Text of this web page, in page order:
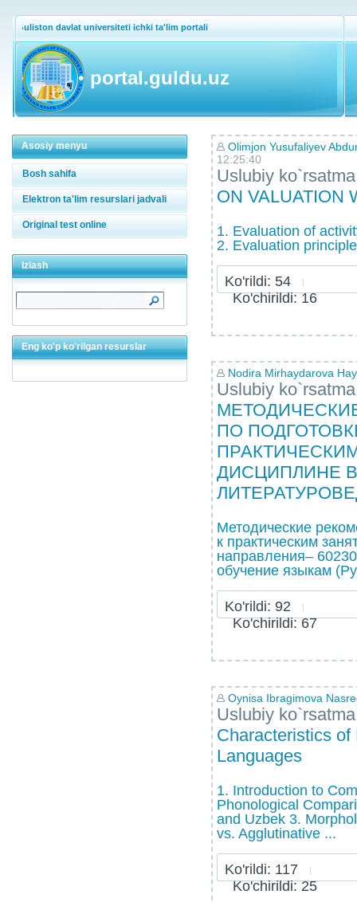
Guliston davlat universiteti ichki ta'lim portali
portal.guldu.uz
Asosiy menyu
Bosh sahifa
Elektron ta'lim resurslari jadvali
Original test online
Izlash
Eng ko'p ko'rilgan resurslar
Olimjon Yusufaliyev
12:25:40
Uslubiy ko`rsatma
ON VALUATION
1. Evaluation of
2. Evaluation
Ko'rildi: 54
Ko'chirildi: 16
Nodira Mirhaydarova
Uslubiy ko`rsatma
ПО
ДИСЦИПЛИНЕ
Методические
к практическим
направления–
обучение языкам
Ko'rildi: 92
Ko'chirildi: 67
Oynisa Ibragimova
Uslubiy ko`rsatma
Characteristics
Languages
1. Introduction to
Phonological
and Uzbek 3.
vs. Agglutinative ...
Ko'rildi: 117
Ko'chirildi: 25